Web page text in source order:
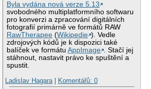
Byla vydána nová verze 5.13
svobodného multiplatformního softwaru
pro konverzi a zpracování digitálních
fotografií primárně ve formátů RAW
RawTherapee (Wikipedie ). Vedle
zdrojových kódů je k dispozici také
balíček ve formátuAppImage . Stačí jej
stáhnout, nastavit právo ke spuštění a
spustit.
Ladislav Hagara| Komentářů: 0